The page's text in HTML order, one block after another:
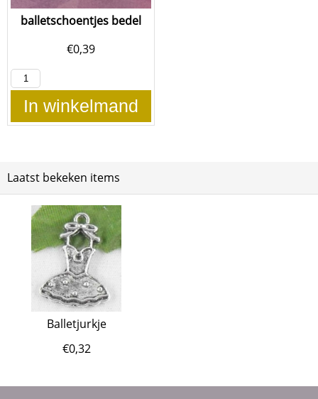
balletschoentjes bedel
€0,39
In winkelmand
Laatst bekeken items
Balletjurkje
€0,32